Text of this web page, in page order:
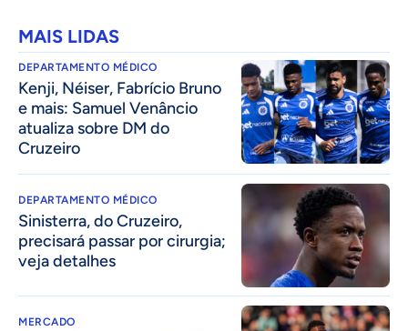
MAIS LIDAS
DEPARTAMENTO MÉDICO
Kenji, Néiser, Fabrício Bruno
e mais: Samuel Venâncio
atualiza sobre DM do
Cruzeiro
DEPARTAMENTO MÉDICO
Sinisterra, do Cruzeiro,
precisará passar por cirurgia;
veja detalhes
MERCADO